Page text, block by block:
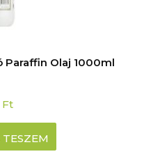
Paraffin Olaj 1000ml
Ft
TESZEM